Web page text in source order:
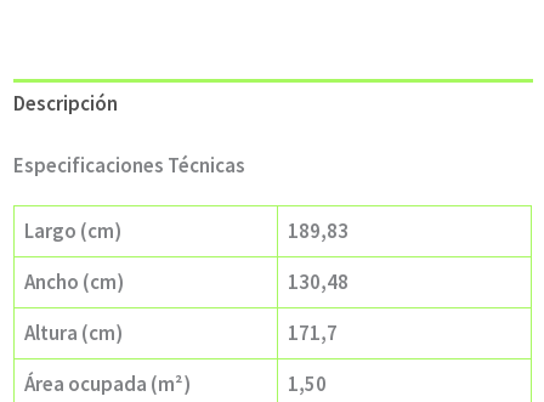
Descripción
Especificaciones Técnicas
Largo (cm)
189,83
Ancho (cm)
130,48
Altura (cm)
171,7
Área ocupada (m²)
1,50